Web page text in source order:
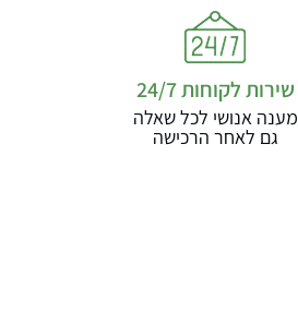
שירות לקוחות 24/7
מענה אנושי לכל שאלה
גם לאחר הרכישה